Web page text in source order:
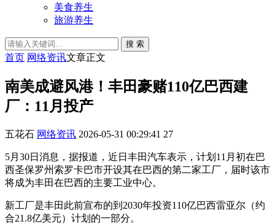
美食养生
旅游养生
搜 索
首页 网络资讯文章正文
南美成避风港！丰田豪赌110亿巴西建
厂：11月投产
五花石 网络资讯 2026-05-31 00:29:41 27
5月30日消息，据报道，近日丰田汽车表示，计划11月初在巴
西圣保罗州索罗卡巴市开设其在巴西的第二家工厂，届时该市
将成为丰田在巴西的主要工业中心。
新工厂是丰田此前宣布的到2030年投资110亿巴西雷亚尔（约
合21.8亿美元）计划的一部分。